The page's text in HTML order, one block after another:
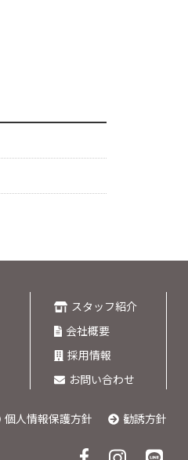
スタッフ紹介
会社概要
採用情報
お問い合わせ
個人情報保護方針 勧誘方針